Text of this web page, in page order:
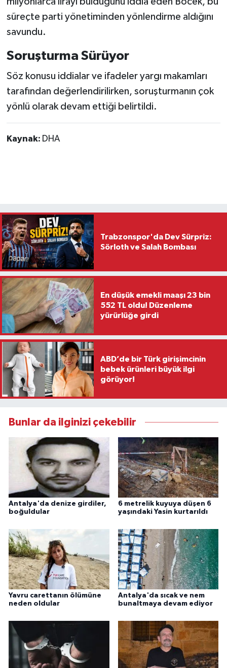
süreçte parti yönetiminden yönlendirme aldığını
savundu.
Soruşturma Sürüyor
Söz konusu iddialar ve ifadeler yargı makamları
tarafından değerlendirilirken, soruşturmanın çok
yönlü olarak devam ettiği belirtildi.
Kaynak: DHA
Trabzonspor'da Dev Sürpriz:
Sörloth ve Salah Bombası
En düşük emekli maaşı 23 bin
552 TL oldu! Düzenleme
yürürlüğe girdi
ABD’de bir Türk girişimcinin
bebek ürünleri büyük ilgi
görüyor!
Bunlar da ilginizi çekebilir
Antalya'da denize girdiler,
boğuldular
6 metrelik kuyuya düşen 6
yaşındaki Yasin kurtarıldı
Yavru carettanın ölümüne
neden oldular
Antalya'da sıcak ve nem
bunaltmaya devam ediyor